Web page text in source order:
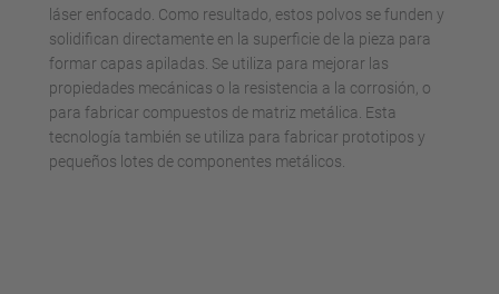
láser enfocado. Como resultado, estos polvos se funden y
solidifican directamente en la superficie de la pieza para
formar capas apiladas. Se utiliza para mejorar las
propiedades mecánicas o la resistencia a la corrosión, o
para fabricar compuestos de matriz metálica. Esta
tecnología también se utiliza para fabricar prototipos y
pequeños lotes de componentes metálicos.